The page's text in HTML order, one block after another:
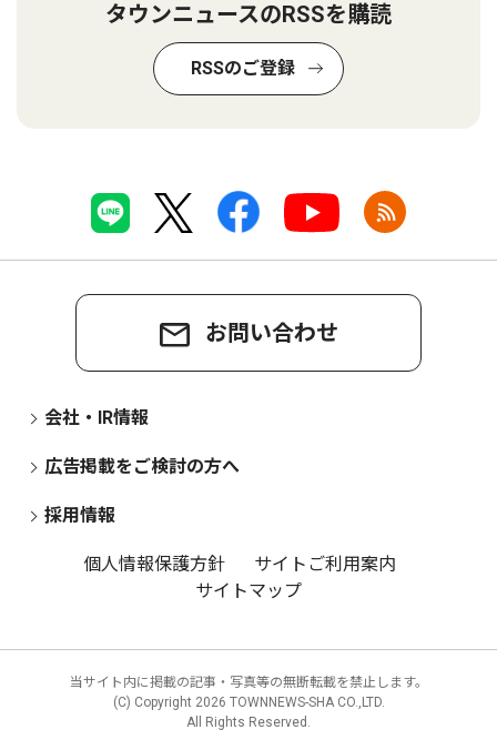
タウンニュースのRSSを購読
RSSのご登録
お問い合わせ
会社・IR情報
広告掲載をご検討の方へ
採用情報
個人情報保護方針
サイトご利用案内
サイトマップ
当サイト内に掲載の記事・写真等の無断転載を禁止します。
(C) Copyright 2026 TOWNNEWS-SHA CO.,LTD.
All Rights Reserved.